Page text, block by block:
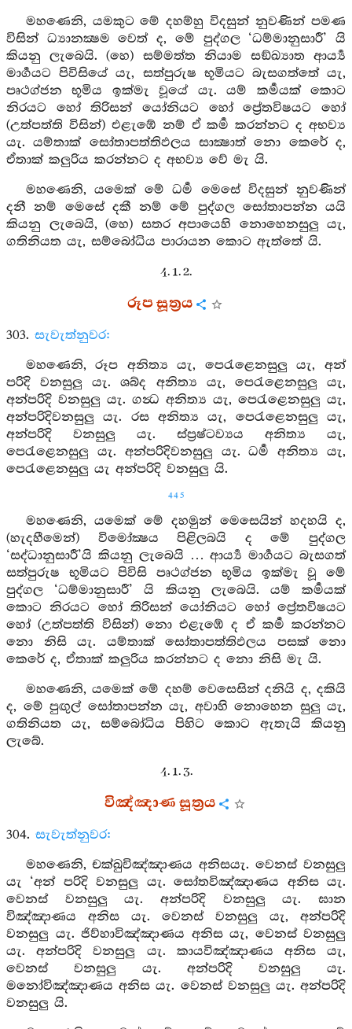
මහණෙනි, යමකුට මේ දහම්හු විදසුන් නුවණින් පමණ
විසින් ධ්‍යානක්‍ෂම වෙත් ද, මේ පුද්ගල ‘ධම්මානුසාරී’ යි
කියනු ලැබෙයි. (හෙ) සම්මත්ත නියාම සඞ්ඛ්‍යාත ආර්‍ය්‍ය
මාර්‍ගයට පිවිසියේ යැ, සත්පුරුෂ භූමියට බැසගත්තේ යැ,
පෘථග්ජන භූමිය ඉක්මැ වූයේ යැ. යම් කර්‍මයක් කොට
නිරයට හෝ තිරිසන් යෝනියට හෝ ප්‍රේතවිෂයට හෝ
(උත්පත්ති විසින්) එළැඹේ නම් ඒ කර්‍ම කරන්නට ද අභව්‍ය
යැ. යම්තාක් සෝතාපත්තිඵලය සාක්‍ෂාත් නො කෙරේ ද,
ඒතාක් කලුරිය කරන්නට ද අභව්‍ය වේ මැ යි.
මහණෙනි, යමෙක් මේ ධර්‍ම මෙසේ විදසුන් නුවණින්
දනී නම් මෙසේ දකී නම් මේ පුද්ගල සෝතාපන්න යයි
කියනු ලැබෙයි, (හෙ) සතර අපායෙහි නොහෙනසුලු යැ,
ගතිනියත යැ, සම්බෝධිය පාරායන කොට ඇත්තේ යි.
4. 1. 2.
රූප සූත්‍රය
303. සැවැත්නුවර:
මහණෙනි, රූප අනිත්‍ය යැ, පෙරැළෙනසුලු යැ, අන්
පරිදි වනසුලු යැ. ශබ්ද අනිත්‍ය යැ, පෙරැළෙනසුලු යැ,
අන්පරිදි වනසුලු යැ. ගන්‍ධ අනිත්‍ය යැ, පෙරැළෙනසුලු යැ,
අන්පරිදිවනසුලු යැ. රස අනිත්‍ය යැ, පෙරැළෙනසුලු යැ,
අන්පරිදි වනසුලු යැ. ස්ප්‍රෂ්ටව්‍යය අනිත්‍ය යැ,
පෙරැළෙනසුලු යැ. අන්පරිදිවනසුලු යැ. ධර්‍ම අනිත්‍ය යැ,
පෙරැළෙනසුලු යැ අන්පරිදි වනසුලු යි.
445
මහණෙනි, යමෙක් මේ දහමුන් මෙසෙයින් හදහයි ද,
(හැදහීමෙන්) විමෝක්‍ෂය පිළිලබයි ද මේ පුද්ගල
‘සද්ධානුසාරී’යි කියනු ලැබෙයි … ආර්‍ය්‍ය මාර්‍ගයට බැසගත්
සත්පුරුෂ භූමියට පිවිසි පෘථග්ජන භූමිය ඉක්මැ වූ මේ
පුද්ගල ‘ධම්මානුසාරී’ යි කියනු ලැබෙයි. යම් කර්‍මයක්
කොට නිරයට හෝ තිරිසන් යෝනියට හෝ ප්‍රේතවිෂයට
හෝ (උත්පත්ති විසින්) නො එළැඹේ ද ඒ කර්‍ම කරන්නට
නො නිසි යැ. යම්තාක් සෝතාපත්තිඵලය පසක් නො
කෙරේ ද, ඒතාක් කලුරිය කරන්නට ද නො නිසි මැ යි.
මහණෙනි, යමෙක් මේ දහම් වෙසෙසින් දනියි ද, දකියි
ද, මේ පුඟුල් සෝතාපන්න යැ, අවාහි නොහෙන සුලු යැ,
ගතිනියත යැ, සම්බෝධිය පිහිට කොට ඇතැයි කියනු
ලැබේ.
4. 1. 3.
විඤ්ඤාණ සූත්‍රය
304. සැවැත්නුවර:
මහණෙනි, චක්ඛුවිඤ්ඤාණය අනිසයැ. වෙනස් වනසුලු
යැ ‘අන් පරිදි වනසුලු යැ. සෝතවිඤ්ඤාණය අනිස යැ.
වෙනස් වනසුලු යැ. අන්පරිදි වනසුලු යැ. ඝාන
විඤ්ඤාණය අනිස යැ. වෙනස් වනසුලු යැ, අන්පරිදි
වනසුලු යැ. ජිව්හාවිඤ්ඤාණය අනිස යැ, වෙනස් වනසුලු
යැ. අන්පරිදි වනසුලු යැ. කායවිඤ්ඤාණය අනිස යැ,
වෙනස් වනසුලු යැ. අන්පරිදි වනසුලු යැ.
මනෝවිඤ්ඤාණය අනිස යැ. වෙනස් වනසුලු යැ. අන්පරිදි
වනසුලු යි.